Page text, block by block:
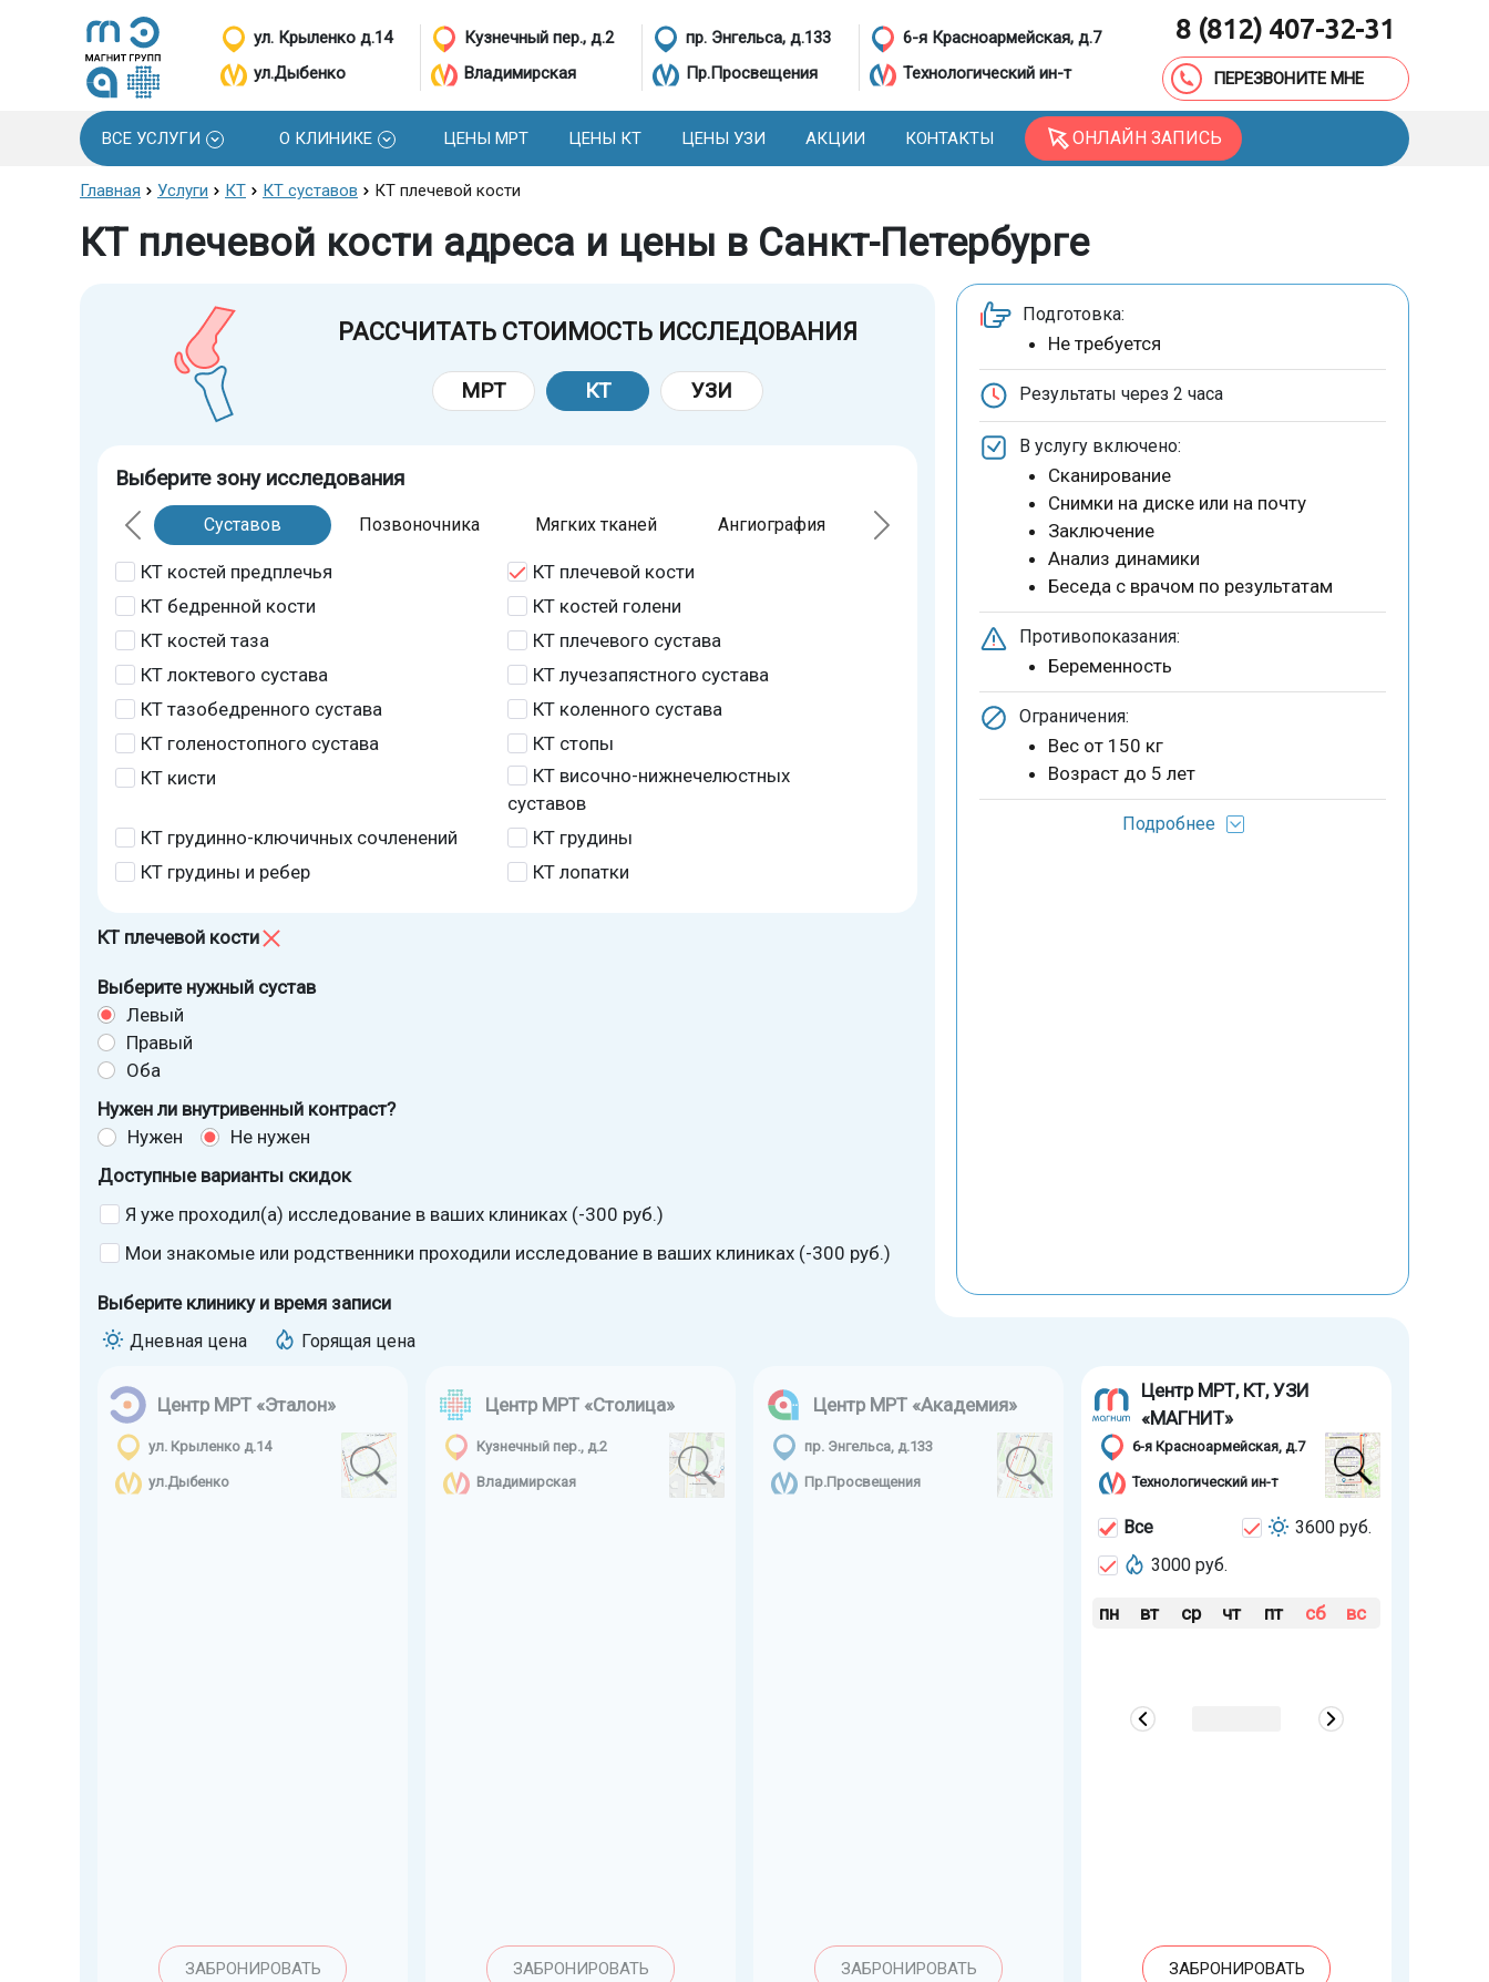
ул. Крыленко д.14
ул.Дыбенко
Кузнечный пер., д.2
Владимирская
пр. Энгельса, д.133
Пр.Просвещения
6-я Красноармейская, д.7
Технологический ин-т
8 (812) 407-32-31
ПЕРЕЗВОНИТЕ МНЕ
ВСЕ УСЛУГИ О КЛИНИКЕ ЦЕНЫ МРТ ЦЕНЫ КТ ЦЕНЫ УЗИ АКЦИИ КОНТАКТЫ ОНЛАЙН ЗАПИСЬ
Главная Услуги КТ КТ суставов КТ плечевой кости
КТ плечевой кости адреса и цены в Санкт-Петербурге
РАССЧИТАТЬ СТОИМОСТЬ ИССЛЕДОВАНИЯ
МРТ КТ УЗИ
Выберите зону исследования
Суставов Позвоночника Мягких тканей Ангиография
КТ костей предплечья
КТ плечевой кости
КТ бедренной кости
КТ костей голени
КТ костей таза
КТ плечевого сустава
КТ локтевого сустава
КТ лучезапястного сустава
КТ тазобедренного сустава
КТ коленного сустава
КТ голеностопного сустава
КТ стопы
КТ кисти
КТ височно-нижнечелюстных
суставов
КТ грудинно-ключичных сочленений
КТ грудины
КТ грудины и ребер
КТ лопатки
КТ плечевой кости
Выберите нужный сустав
Левый
Правый
Оба
Нужен ли внутривенный контраст?
Нужен
Не нужен
Доступные варианты скидок
Я уже проходил(а) исследование в ваших клиниках (-300 руб.)
Мои знакомые или родственники проходили исследование в ваших клиниках (-300 руб.)
Выберите клинику и время записи
Подготовка:
Не требуется
Результаты через 2 часа
В услугу включено:
Сканирование
Снимки на диске или на почту
Заключение
Анализ динамики
Беседа с врачом по результатам
Противопоказания:
Беременность
Ограничения:
Вес от 150 кг
Возраст до 5 лет
Подробнее
Дневная цена Горящая цена
Центр МРТ «Эталон»
ул. Крыленко д.14
ул.Дыбенко
ЗАБРОНИРОВАТЬ
Центр МРТ «Столица»
Кузнечный пер., д.2
Владимирская
ЗАБРОНИРОВАТЬ
Центр МРТ «Академия»
пр. Энгельса, д.133
Пр.Просвещения
ЗАБРОНИРОВАТЬ
Центр МРТ, КТ, УЗИ
«МАГНИТ»
6-я Красноармейская, д.7
Технологический ин-т
Все
3600 руб.
3000 руб.
пн вт ср чт пт сб вс
ЗАБРОНИРОВАТЬ